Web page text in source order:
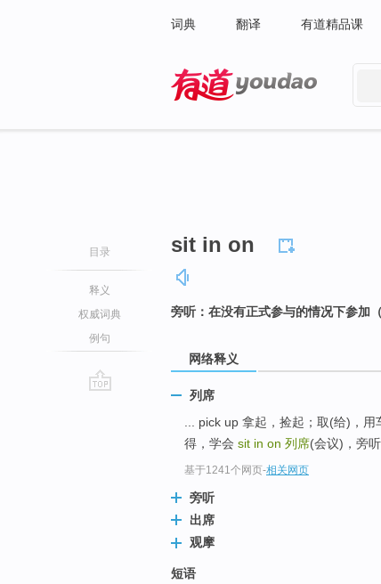
词典 翻译 有道精品课
目录
释义
权威词典
例句
sit in on
旁听：在没有正式参与的情况下参加
网络释义
列席
... pick up 拿起，捡起；取(给)，
得，学会 sit in on 列席(会议)，旁
基于1241个网页-相关网页
旁听
出席
观摩
短语